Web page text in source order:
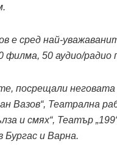
е сред най-
филма, 50 аудио/радио
посрещали неговата
Вазов“, Театрална
и смях“, Театър
и Варна.